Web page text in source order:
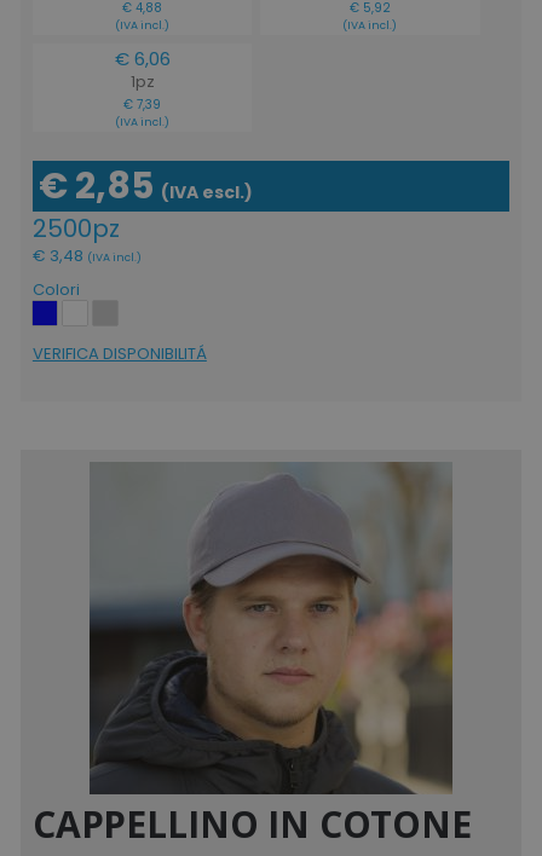
€ 4,88
(IVA incl.)
€ 5,92
(IVA incl.)
€ 6,06
1pz
€ 7,39
(IVA incl.)
€ 2,85 (IVA escl.)
2500pz
€ 3,48 (IVA incl.)
Colori
VERIFICA DISPONIBILITÁ
CAPPELLINO IN COTONE